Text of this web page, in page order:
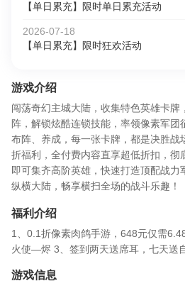
【单日累充】限时单日累充活动
2026-07-18
【单日累充】限时狂欢活动
游戏介绍
闯荡奇幻主城大陆，收集特色英雄卡牌
阵，解锁炫酷连锁技能，率领像素军团
布阵、养成，每一张卡牌，都是决胜战
折福利，全付费内容直享超低折扣，彻
即可集齐高阶英雄，快速打造顶配战
纵横大陆，畅享横扫全场的战斗乐趣！
福利介绍
1、0.1折像素肉鸽手游，648元仅需
火使—烬 3、签到两天送席耳，七天送
游戏信息